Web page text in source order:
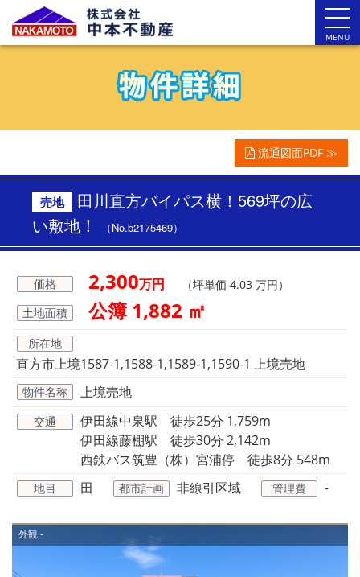
MENU
流通図面PDF ≫
売地
田川直方バイパス横！569坪の広
い敷地！
（No.b2175469）
価格 2,300万円
（坪単価 4.03 万円）
土地面積
公簿 1,882 ㎡
所在地
直方市上境1587-1,1588-1,1589-1,1590-1 上境売地
物件名称 上境売地
交通
伊田線中泉駅 徒歩25分 1,759m
伊田線藤棚駅 徒歩30分 2,142m
西鉄バス筑豊（株）宮浦停 徒歩8分 548m
地目 田 都市計画 非線引区域 管理費 -
外観-